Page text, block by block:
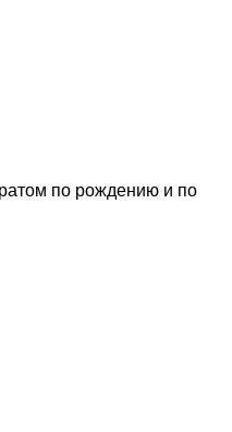
по рождению и по